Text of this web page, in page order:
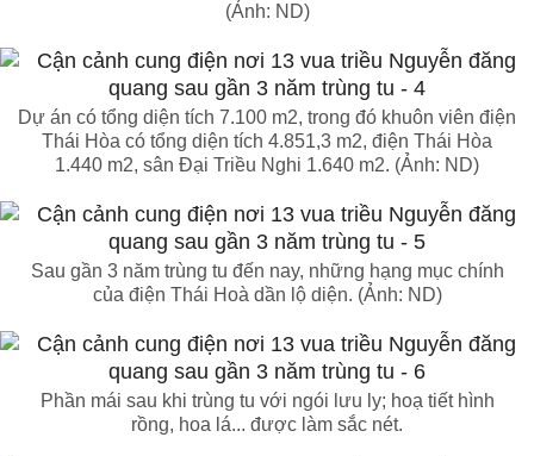
(Ảnh: ND)
Dự án có tổng diện tích 7.100 m2, trong đó khuôn viên điện
Thái Hòa có tổng diện tích 4.851,3 m2, điện Thái Hòa
1.440 m2, sân Đại Triều Nghi 1.640 m2. (Ảnh: ND)
Sau gần 3 năm trùng tu đến nay, những hạng mục chính
của điện Thái Hoà dần lộ diện. (Ảnh: ND)
Phần mái sau khi trùng tu với ngói lưu ly; hoạ tiết hình
rồng, hoa lá... được làm sắc nét.